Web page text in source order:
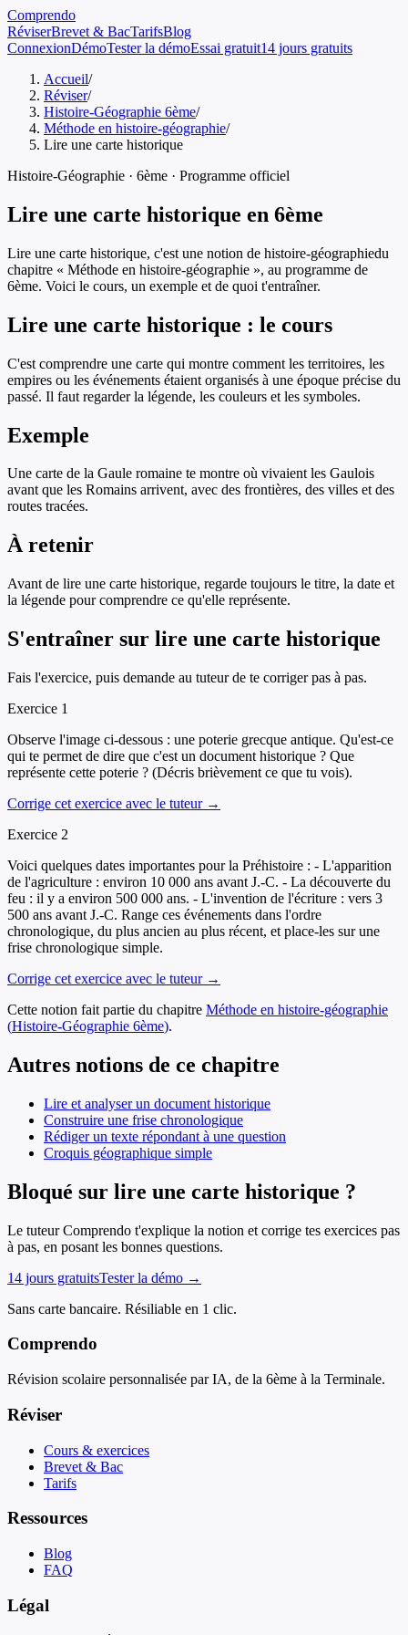
Comprendo
RéviserBrevet & BacTarifsBlog
ConnexionDémoTester la démoEssai gratuit14 jours gratuits
Accueil/
Réviser/
Histoire-Géographie 6ème/
Méthode en histoire-géographie/
Lire une carte historique
Histoire-Géographie · 6ème · Programme officiel
Lire une carte historique en 6ème
Lire une carte historique, c'est une notion de histoire-géographiedu
chapitre « Méthode en histoire-géographie », au programme de
6ème. Voici le cours, un exemple et de quoi t'entraîner.
Lire une carte historique : le cours
C'est comprendre une carte qui montre comment les territoires, les
empires ou les événements étaient organisés à une époque précise du
passé. Il faut regarder la légende, les couleurs et les symboles.
Exemple
Une carte de la Gaule romaine te montre où vivaient les Gaulois
avant que les Romains arrivent, avec des frontières, des villes et des
routes tracées.
À retenir
Avant de lire une carte historique, regarde toujours le titre, la date et
la légende pour comprendre ce qu'elle représente.
S'entraîner sur lire une carte historique
Fais l'exercice, puis demande au tuteur de te corriger pas à pas.
Exercice 1
Observe l'image ci-dessous : une poterie grecque antique. Qu'est-ce
qui te permet de dire que c'est un document historique ? Que
représente cette poterie ? (Décris brièvement ce que tu vois).
Corrige cet exercice avec le tuteur →
Exercice 2
Voici quelques dates importantes pour la Préhistoire : - L'apparition
de l'agriculture : environ 10 000 ans avant J.-C. - La découverte du
feu : il y a environ 500 000 ans. - L'invention de l'écriture : vers 3
500 ans avant J.-C. Range ces événements dans l'ordre
chronologique, du plus ancien au plus récent, et place-les sur une
frise chronologique simple.
Corrige cet exercice avec le tuteur →
Cette notion fait partie du chapitre Méthode en histoire-géographie
(Histoire-Géographie 6ème).
Autres notions de ce chapitre
Lire et analyser un document historique
Construire une frise chronologique
Rédiger un texte répondant à une question
Croquis géographique simple
Bloqué sur lire une carte historique ?
Le tuteur Comprendo t'explique la notion et corrige tes exercices pas
à pas, en posant les bonnes questions.
14 jours gratuitsTester la démo →
Sans carte bancaire. Résiliable en 1 clic.
Comprendo
Révision scolaire personnalisée par IA, de la 6ème à la Terminale.
Réviser
Cours & exercices
Brevet & Bac
Tarifs
Ressources
Blog
FAQ
Légal